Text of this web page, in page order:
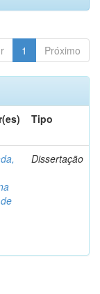
1 Próximo
Tipo
Dissertação